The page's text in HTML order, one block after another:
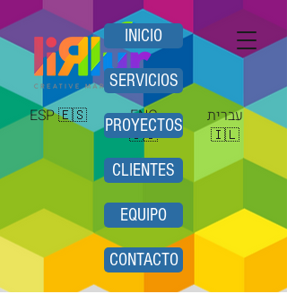
ENG
🇺🇸
עברית
🇮🇱
ESP 🇪🇸
INICIO
SERVICIOS
PROYECTOS
CLIENTES
EQUIPO
CONTACTO